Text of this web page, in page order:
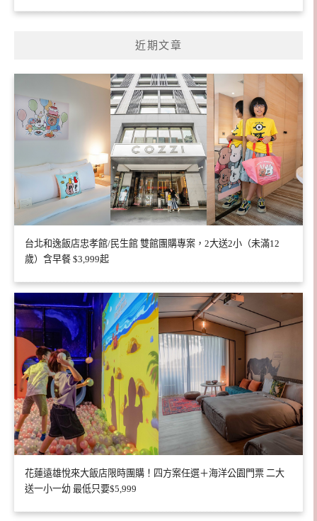
近期文章
台北和逸飯店忠孝館/民生館 雙館團購專案，2大送2小（未滿12
歲）含早餐 $3,999起
花蓮遠雄悅來大飯店限時團購！四方案任選＋海洋公園門票 二大
送一小一幼 最低只要$5,999